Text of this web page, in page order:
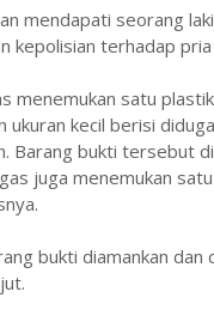
mendapati seorang
kepolisian terhadap
menemukan satu
kecil berisi
Barang bukti tersebut
juga menemukan
bukti diamankan